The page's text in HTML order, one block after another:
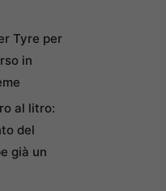
Tyre per
in
al litro:
del
già un